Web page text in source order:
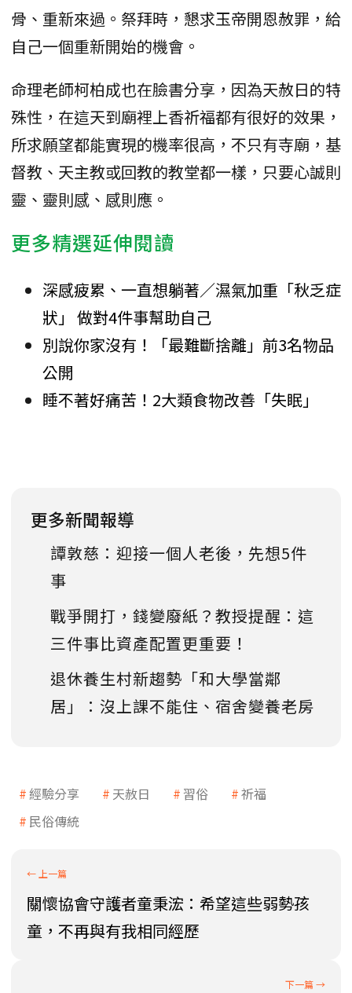
骨、重新來過。祭拜時，懇求玉帝開恩赦罪，給
自己一個重新開始的機會。
命理老師柯柏成也在臉書分享，因為天赦日的特
殊性，在這天到廟裡上香祈福都有很好的效果，
所求願望都能實現的機率很高，不只有寺廟，基
督教、天主教或回教的教堂都一樣，只要心誠則
靈、靈則感、感則應。
更多精選延伸閱讀
深感疲累、一直想躺著／濕氣加重「秋乏症
狀」 做對4件事幫助自己
別說你家沒有！「最難斷捨離」前3名物品
公開
睡不著好痛苦！2大類食物改善「失眠」
更多新聞報導
譚敦慈：迎接一個人老後，先想5件
事
戰爭開打，錢變廢紙？教授提醒：這
三件事比資產配置更重要！
退休養生村新趨勢「和大學當鄰
居」：沒上課不能住、宿舍變養老房
經驗分享 天赦日 習俗
祈福
民俗傳統
關懷協會守護者童秉浤：希望這些弱勢孩
童，不再與有我相同經歷